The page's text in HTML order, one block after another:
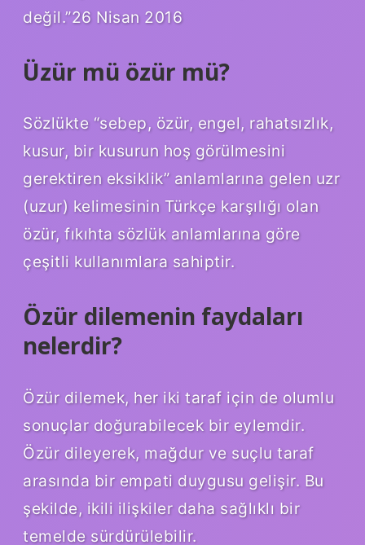
değil.”26 Nisan 2016
Üzür mü özür mü?
Sözlükte “sebep, özür, engel, rahatsızlık,
kusur, bir kusurun hoş görülmesini
gerektiren eksiklik” anlamlarına gelen uzr
(uzur) kelimesinin Türkçe karşılığı olan
özür, fıkıhta sözlük anlamlarına göre
çeşitli kullanımlara sahiptir.
Özür dilemenin faydaları
nelerdir?
Özür dilemek, her iki taraf için de olumlu
sonuçlar doğurabilecek bir eylemdir.
Özür dileyerek, mağdur ve suçlu taraf
arasında bir empati duygusu gelişir. Bu
şekilde, ikili ilişkiler daha sağlıklı bir
temelde sürdürülebilir.